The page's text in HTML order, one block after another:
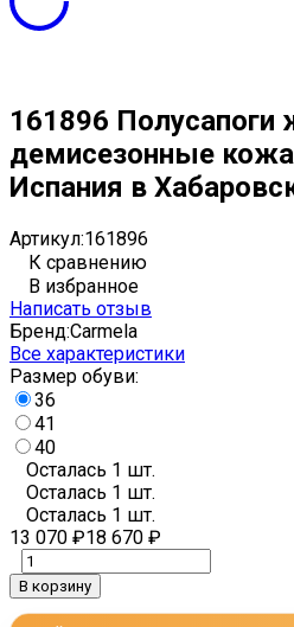
161896 Полусапоги
демисезонные
Испания в
Артикул:161896
К сравнению
В избранное
Написать отзыв
Бренд:Carmela
Все характеристики
Размер обуви:
36
41
40
Осталась 1 шт.
Осталась 1 шт.
Осталась 1 шт.
13 070 ₽18 670 ₽
В корзину